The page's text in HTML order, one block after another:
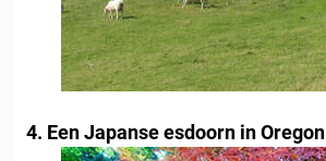
4. Een Japanse esdoorn in Oregon